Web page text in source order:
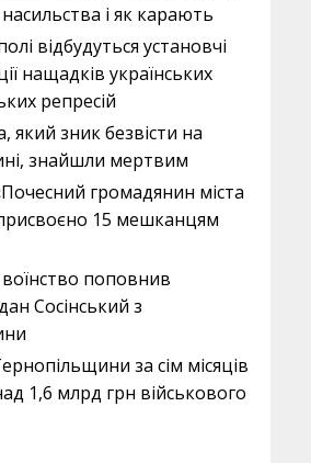
і як карають
відбудуться установчі
нащадків українських
репресій
який зник безвісти на
знайшли мертвим
громадянин міста
15 мешканцям
поповнив
Сосінський з
за сім місяців
1,6 млрд грн військового